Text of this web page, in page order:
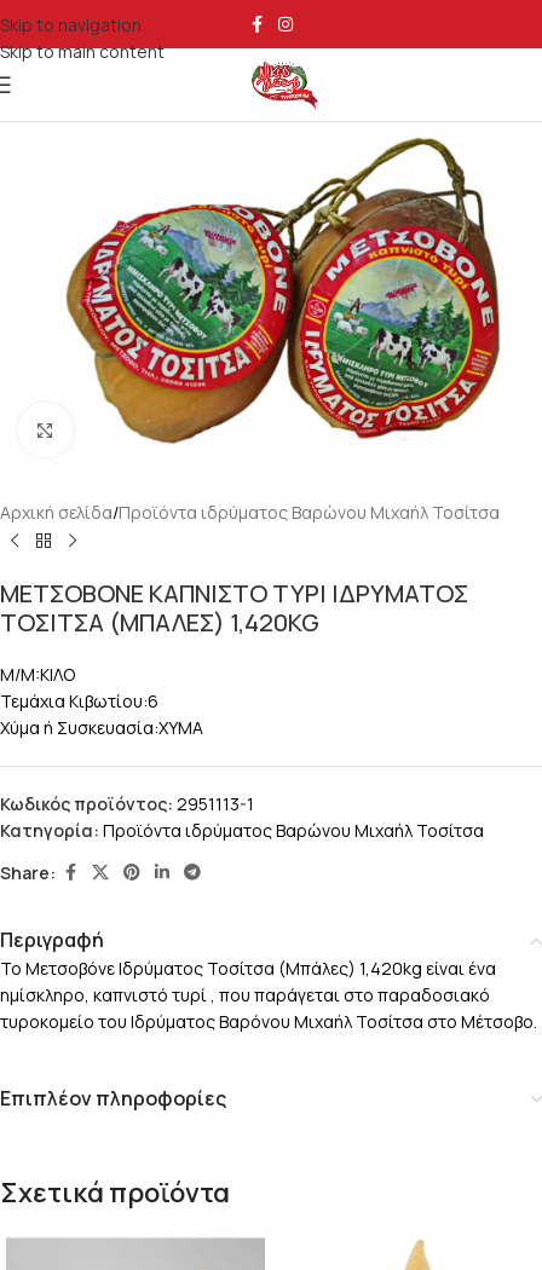
Skip to navigation
Skip to main content
Κάντε κλικ για μεγέθυνση
Αρχική σελίδα/Προϊόντα ιδρύματος Βαρώνου Μιχαήλ Τοσίτσα
ΜΕΤΣΟΒΟΝΕ ΚΑΠΝΙΣΤΟ ΤΥΡΙ ΙΔΡΥΜΑΤΟΣ
ΤΟΣΙΤΣΑ (ΜΠΑΛΕΣ) 1,420KG
M/M:ΚΙΛΟ
Τεμάχια Κιβωτίου:6
Χύμα ή Συσκευασία:ΧΥΜΑ
Κωδικός προϊόντος: 2951113-1
Κατηγορία: Προϊόντα ιδρύματος Βαρώνου Μιχαήλ Τοσίτσα
Share:
Περιγραφή
Το Μετσοβόνε Ιδρύματος Τοσίτσα (Μπάλες) 1,420kg είναι ένα
ημίσκληρο, καπνιστό τυρί , που παράγεται στο παραδοσιακό
τυροκομείο του Ιδρύματος Βαρόνου Μιχαήλ Τοσίτσα στο Μέτσοβο.
Επιπλέον πληροφορίες
Σχετικά προϊόντα